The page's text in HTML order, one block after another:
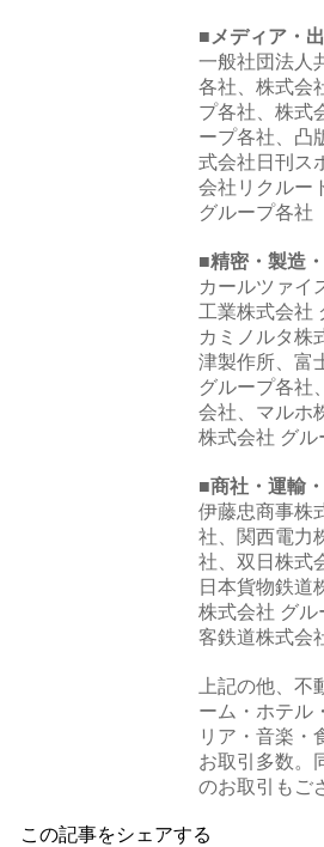
■メディア・
一般社団法人
各社、株式会
プ各社、株式
ープ各社、凸
式会社日刊ス
会社リクルー
グループ各社
■精密・製造
カールツァイ
工業株式会社
カミノルタ株
津製作所、富
グループ各社
会社、マルホ
株式会社 グル
■商社・運輸
伊藤忠商事株
社、関西電力
社、双日株式
日本貨物鉄道
株式会社 グル
客鉄道株式会
上記の他、
ーム・ホテル
リア・音楽・
お取引多数。
のお取引もご
この記事をシェアする